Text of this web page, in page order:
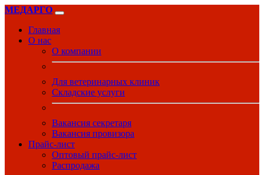
МЕДАРГО
Главная
О нас
О компании
Для ветеринарных клиник
Складские услуги
Вакансия секретаря
Вакансия провизора
Прайс-лист
Оптовый прайс-лист
Распродажа